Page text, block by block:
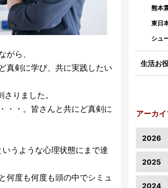
ら、
真剣に学び、共に実践したい
りました。
・・。皆さんと共にど真剣に
うような心理状態にまで達
何度も何度も頭の中でシミュ
熊本
東日
シュ
生活お
アーカ
2026
2025
2024